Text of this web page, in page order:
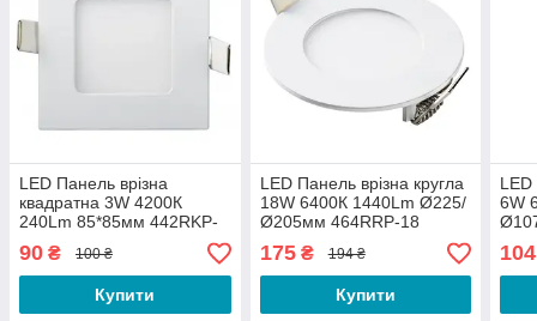
LED Панель врізна
квадратна 3W 4200К
240Lm 85*85мм 442RKP-
03 Лезард
90 ₴ 100 ₴
Купити
LED Панель врізна кругла
18W 6400К 1440Lm Ø225/
Ø205мм 464RRP-18
Лезард
175₴ 194 ₴
Купити
LED
6W
104